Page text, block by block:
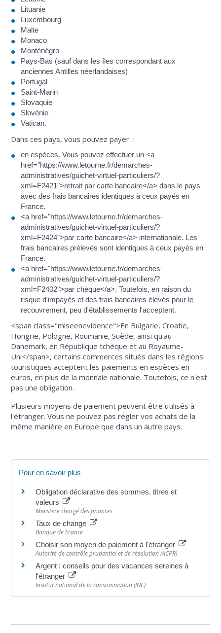
Lituanie
Luxembourg
Malte
Monaco
Monténégro
Pays-Bas (sauf dans les îles correspondant aux
anciennes Antilles néerlandaises)
Portugal
Saint-Marin
Slovaquie
Slovénie
Vatican.
Dans ces pays, vous pouvez payer :
en espèces. Vous pouvez effectuer un <a
href="https://www.letourne.fr/demarches-
administratives/guichet-virtuel-particuliers/?
xml=F2421">retrait par carte bancaire</a> dans le pays
avec des frais bancaires identiques à ceux payés en
France.
<a href="https://www.letourne.fr/demarches-
administratives/guichet-virtuel-particuliers/?
xml=F2424">par carte bancaire</a> internationale. Les
frais bancaires prélevés sont identiques à ceux payés en
France.
<a href="https://www.letourne.fr/demarches-
administratives/guichet-virtuel-particuliers/?
xml=F2402">par chèque</a>. Toutefois, en raison du
risque d'impayés et des frais bancaires élevés pour le
recouvrement, peu d'établissements l'acceptent.
<span class="miseenevidence">En Bulgarie, Croatie,
Hongrie, Pologne, Roumanie, Suède, ainsi qu'au
Danemark, en République tchèque et au Royaume-
Uni</span>, certains commerces situés dans les régions
touristiques acceptent les paiements en espèces en
euros, en plus de la monnaie nationale. Toutefois, ce n'est
pas une obligation.
Plusieurs moyens de paiement peuvent être utilisés à
l'étranger. Vous ne pouvez pas régler vos achats de la
même manière en Europe que dans un autre pays.
Pour en savoir plus
Obligation déclarative des sommes, titres et
valeurs
Ministère chargé des finances
Taux de change
Banque de France
Choisir son moyen de paiement à l'étranger
Autorité de contrôle prudentiel et de résolution (ACPR)
Argent : conseils pour des vacances sereines à
l'étranger
Institut national de la consommation (INC)